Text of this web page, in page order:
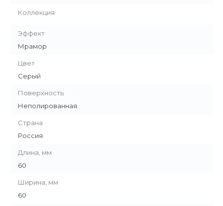
Коллекция
Эффект
Мрамор
Цвет
Серый
Поверхность
Неполированная
Страна
Россия
Длина, мм
60
Ширина, мм
60